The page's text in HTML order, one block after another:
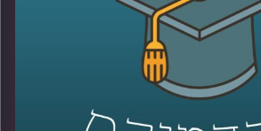
שאנחנו מתקדמים. שיחת
הפעלתנית והאופטימית